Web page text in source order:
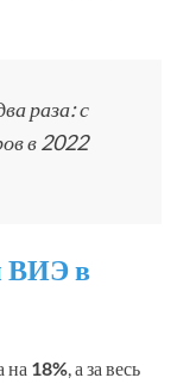
раза: с
в 2022
ВИЭ в
на 18% , а за весь